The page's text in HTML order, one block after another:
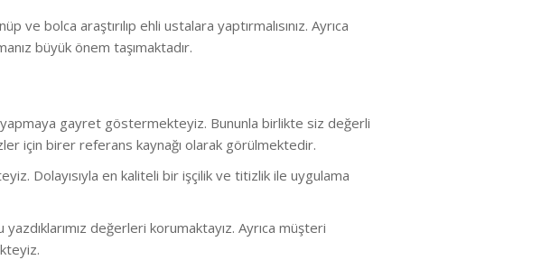
ve bolca araştırılıp ehli ustalara yaptırmalısınız. Ayrıca
büyük önem taşımaktadır.
gayret göstermekteyiz. Bununla birlikte siz değerli
için birer referans kaynağı olarak görülmektedir.
Dolayısıyla en kaliteli bir işçilik ve titizlik ile uygulama
değerleri korumaktayız. Ayrıca müşteri